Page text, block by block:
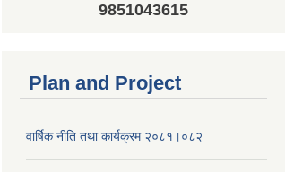
9851043615
Plan and Project
वार्षिक नीति तथा कार्यक्रम २०८१।०८२